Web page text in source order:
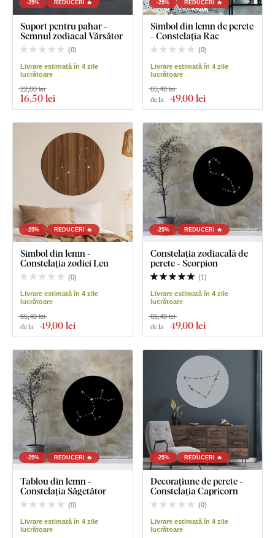
-25% REDUCERI 🔥
Suport pentru pahar -
Semnul zodiacal Vărsător
(0)
Livrare estimată în 4 zile
lucrătoare
16,50 lei
22,00 lei
-25% REDUCERI 🔥
Simbol din lemn de perete
- Constelația Rac
(0)
Livrare estimată în 4 zile
lucrătoare
de la 49,00 lei
65,40 lei
-25% REDUCERI 🔥
Simbol din lemn -
Constelația zodiei Leu
(0)
Livrare estimată în 4 zile
lucrătoare
de la 49,00 lei
65,40 lei
-25% REDUCERI 🔥
Constelația zodiacală de
perete - Scorpion
(1 )
Livrare estimată în 4 zile
lucrătoare
de la 49,00 lei
65,40 lei
-25% REDUCERI 🔥
Tablou din lemn -
Constelația Săgetător
(0)
Livrare estimată în 4 zile
lucrătoare
-25% REDUCERI 🔥
Decorațiune de perete -
Constelația Capricorn
(0)
Livrare estimată în 4 zile
lucrătoare